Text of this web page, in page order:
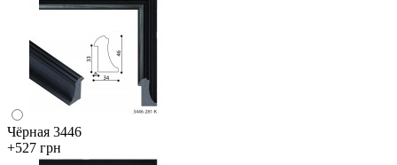
Чёрная 3446
+527 грн